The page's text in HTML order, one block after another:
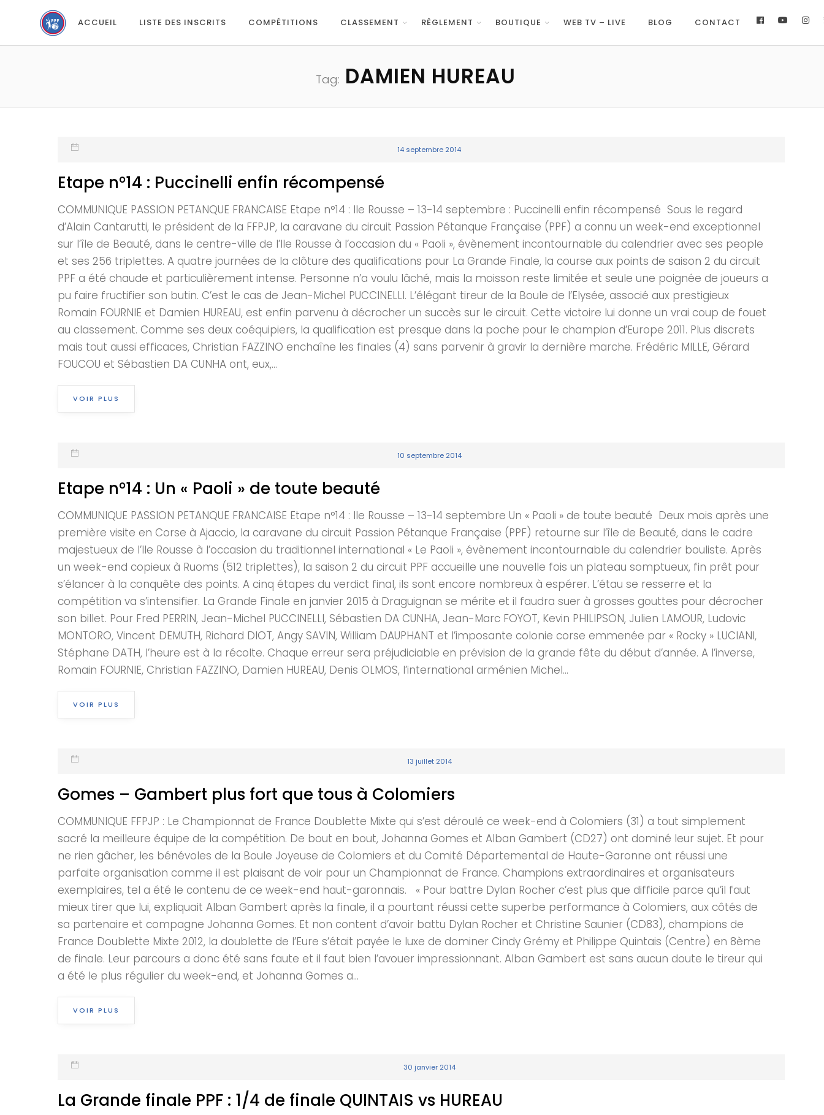
ACCUEIL LISTE DES INSCRITS COMPÉTITIONS CLASSEMENT RÈGLEMENT BOUTIQUE WEB TV – LIVE BLOG CONTACT
Tag: DAMIEN HUREAU
14 septembre 2014
Etape n°14 : Puccinelli enfin récompensé
COMMUNIQUE PASSION PETANQUE FRANCAISE Etape n°14 : Ile Rousse – 13-14 septembre : Puccinelli enfin récompensé Sous le regard
d’Alain Cantarutti, le président de la FFPJP, la caravane du circuit Passion Pétanque Française (PPF) a connu un week-end exceptionnel
sur l’île de Beauté, dans le centre-ville de l’Ile Rousse à l’occasion du « Paoli », évènement incontournable du calendrier avec ses people
et ses 256 triplettes. A quatre journées de la clôture des qualifications pour La Grande Finale, la course aux points de saison 2 du circuit
PPF a été chaude et particulièrement intense. Personne n’a voulu lâché, mais la moisson reste limitée et seule une poignée de joueurs a
pu faire fructifier son butin. C’est le cas de Jean-Michel PUCCINELLI. L’élégant tireur de la Boule de l’Elysée, associé aux prestigieux
Romain FOURNIE et Damien HUREAU, est enfin parvenu à décrocher un succès sur le circuit. Cette victoire lui donne un vrai coup de fouet
au classement. Comme ses deux coéquipiers, la qualification est presque dans la poche pour le champion d’Europe 2011. Plus discrets
mais tout aussi efficaces, Christian FAZZINO enchaîne les finales (4) sans parvenir à gravir la dernière marche. Frédéric MILLE, Gérard
FOUCOU et Sébastien DA CUNHA ont, eux,...
VOIR PLUS
10 septembre 2014
Etape n°14 : Un « Paoli » de toute beauté
COMMUNIQUE PASSION PETANQUE FRANCAISE Etape n°14 : Ile Rousse – 13-14 septembre Un « Paoli » de toute beauté Deux mois après une
première visite en Corse à Ajaccio, la caravane du circuit Passion Pétanque Française (PPF) retourne sur l’île de Beauté, dans le cadre
majestueux de l’Ile Rousse à l’occasion du traditionnel international « Le Paoli », évènement incontournable du calendrier bouliste. Après
un week-end copieux à Ruoms (512 triplettes), la saison 2 du circuit PPF accueille une nouvelle fois un plateau somptueux, fin prêt pour
s’élancer à la conquête des points. A cinq étapes du verdict final, ils sont encore nombreux à espérer. L’étau se resserre et la
compétition va s’intensifier. La Grande Finale en janvier 2015 à Draguignan se mérite et il faudra suer à grosses gouttes pour décrocher
son billet. Pour Fred PERRIN, Jean-Michel PUCCINELLI, Sébastien DA CUNHA, Jean-Marc FOYOT, Kevin PHILIPSON, Julien LAMOUR, Ludovic
MONTORO, Vincent DEMUTH, Richard DIOT, Angy SAVIN, William DAUPHANT et l’imposante colonie corse emmenée par « Rocky » LUCIANI,
Stéphane DATH, l’heure est à la récolte. Chaque erreur sera préjudiciable en prévision de la grande fête du début d’année. A l’inverse,
Romain FOURNIE, Christian FAZZINO, Damien HUREAU, Denis OLMOS, l’international arménien Michel...
VOIR PLUS
13 juillet 2014
Gomes – Gambert plus fort que tous à Colomiers
COMMUNIQUE FFPJP : Le Championnat de France Doublette Mixte qui s’est déroulé ce week-end à Colomiers (31) a tout simplement
sacré la meilleure équipe de la compétition. De bout en bout, Johanna Gomes et Alban Gambert (CD27) ont dominé leur sujet. Et pour
ne rien gâcher, les bénévoles de la Boule Joyeuse de Colomiers et du Comité Départemental de Haute-Garonne ont réussi une
parfaite organisation comme il est plaisant de voir pour un Championnat de France. Champions extraordinaires et organisateurs
exemplaires, tel a été le contenu de ce week-end haut-garonnais. « Pour battre Dylan Rocher c’est plus que difficile parce qu’il faut
mieux tirer que lui, expliquait Alban Gambert après la finale, il a pourtant réussi cette superbe performance à Colomiers, aux côtés de
sa partenaire et compagne Johanna Gomes. Et non content d’avoir battu Dylan Rocher et Christine Saunier (CD83), champions de
France Doublette Mixte 2012, la doublette de l’Eure s’était payée le luxe de dominer Cindy Grémy et Philippe Quintais (Centre) en 8ème
de finale. Leur parcours a donc été sans faute et il faut bien l’avouer impressionnant. Alban Gambert est sans aucun doute le tireur qui
a été le plus régulier du week-end, et Johanna Gomes a...
VOIR PLUS
30 janvier 2014
La Grande finale PPF : 1/4 de finale QUINTAIS vs HUREAU